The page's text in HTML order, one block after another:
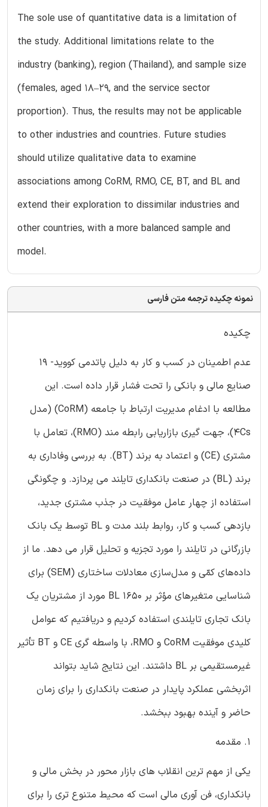
The sole use of quantitative data is a limitation of
the study. Additional limitations relate to the
industry (banking), region (Thailand), and sample size
(females, aged 18–29, and the service sector
proportion). Thus, the results may not be applicable
to other industries and countries. Future studies
should utilize qualitative data to examine
associations among CoRM, RMO, CE, BT, and BL and
extend their exploration to dissimilar industries and
other countries, with a more balanced sample and
model.
نمونه چکیده ترجمه متن فارسی
چکیده
عدم اطمینان در کسب و کار به دلیل پاتدمی کووید- 19
صنایع مالی و بانکی را تحت فشار قرار داده است. این
مطالعه با ادغام مدیریت ارتباط با جامعه (CoRM) (مدل
4Cs)، جهت گیری بازاریابی رابطه مند (RMO)، تعامل با
مشتری (CE) و اعتماد به برند (BT). به بررسی وفاداری به
برند (BL) در صنعت بانکداری تایلند می پردازد. و چگونگی
استفاده از چهار عامل موفقیت در جذب مشتری جدید،
بازدهی کسب و کار، روابط بلند مدت و BL توسط یک بانک
بازرگانی در تایلند را مورد تجزیه و تحلیل قرار می دهد. ما از
داده‌های کمّی و مدل‌سازی معادلات ساختاری (SEM) برای
شناسایی متغیرهای مؤثر بر BL 1650 مورد از مشتریان یک
بانک تجاری تایلندی استفاده کردیم و دریافتیم که عوامل
کلیدی موفقیت CoRM و RMO، با واسطه گری CE و BT تأثیر
غیرمستقیمی بر BL داشتند. این نتایج شاید بتواند
اثربخشی عملکرد پایدار در صنعت بانکداری را برای زمان
حاضر و آینده بهبود ببخشد.
1. مقدمه
یکی از مهم ترین انقلاب های بازار محور در بخش مالی و
بانکداری، فن آوری مالی است که محیط متنوع تری را برای